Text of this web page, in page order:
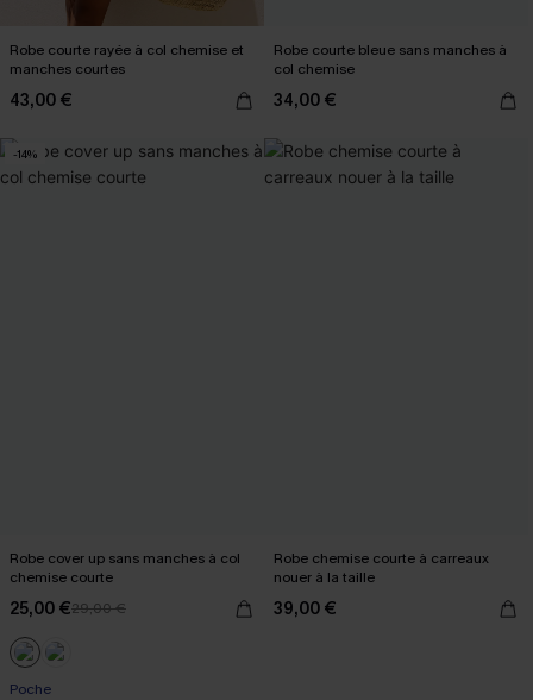
Robe courte rayée à col chemise et
manches courtes
43,00 €
Robe courte bleue sans manches à
col chemise
34,00 €
-14%
Robe cover up sans manches à col
chemise courte
25,00 €29,00 €
Poche
Robe chemise courte à carreaux
nouer à la taille
39,00 €